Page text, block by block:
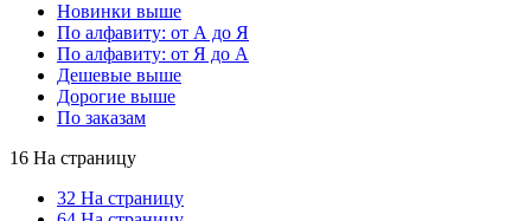
Новинки выше
По алфавиту: от А до Я
По алфавиту: от Я до А
Дешевые выше
Дорогие выше
По заказам
16 На страницу
32 На страницу